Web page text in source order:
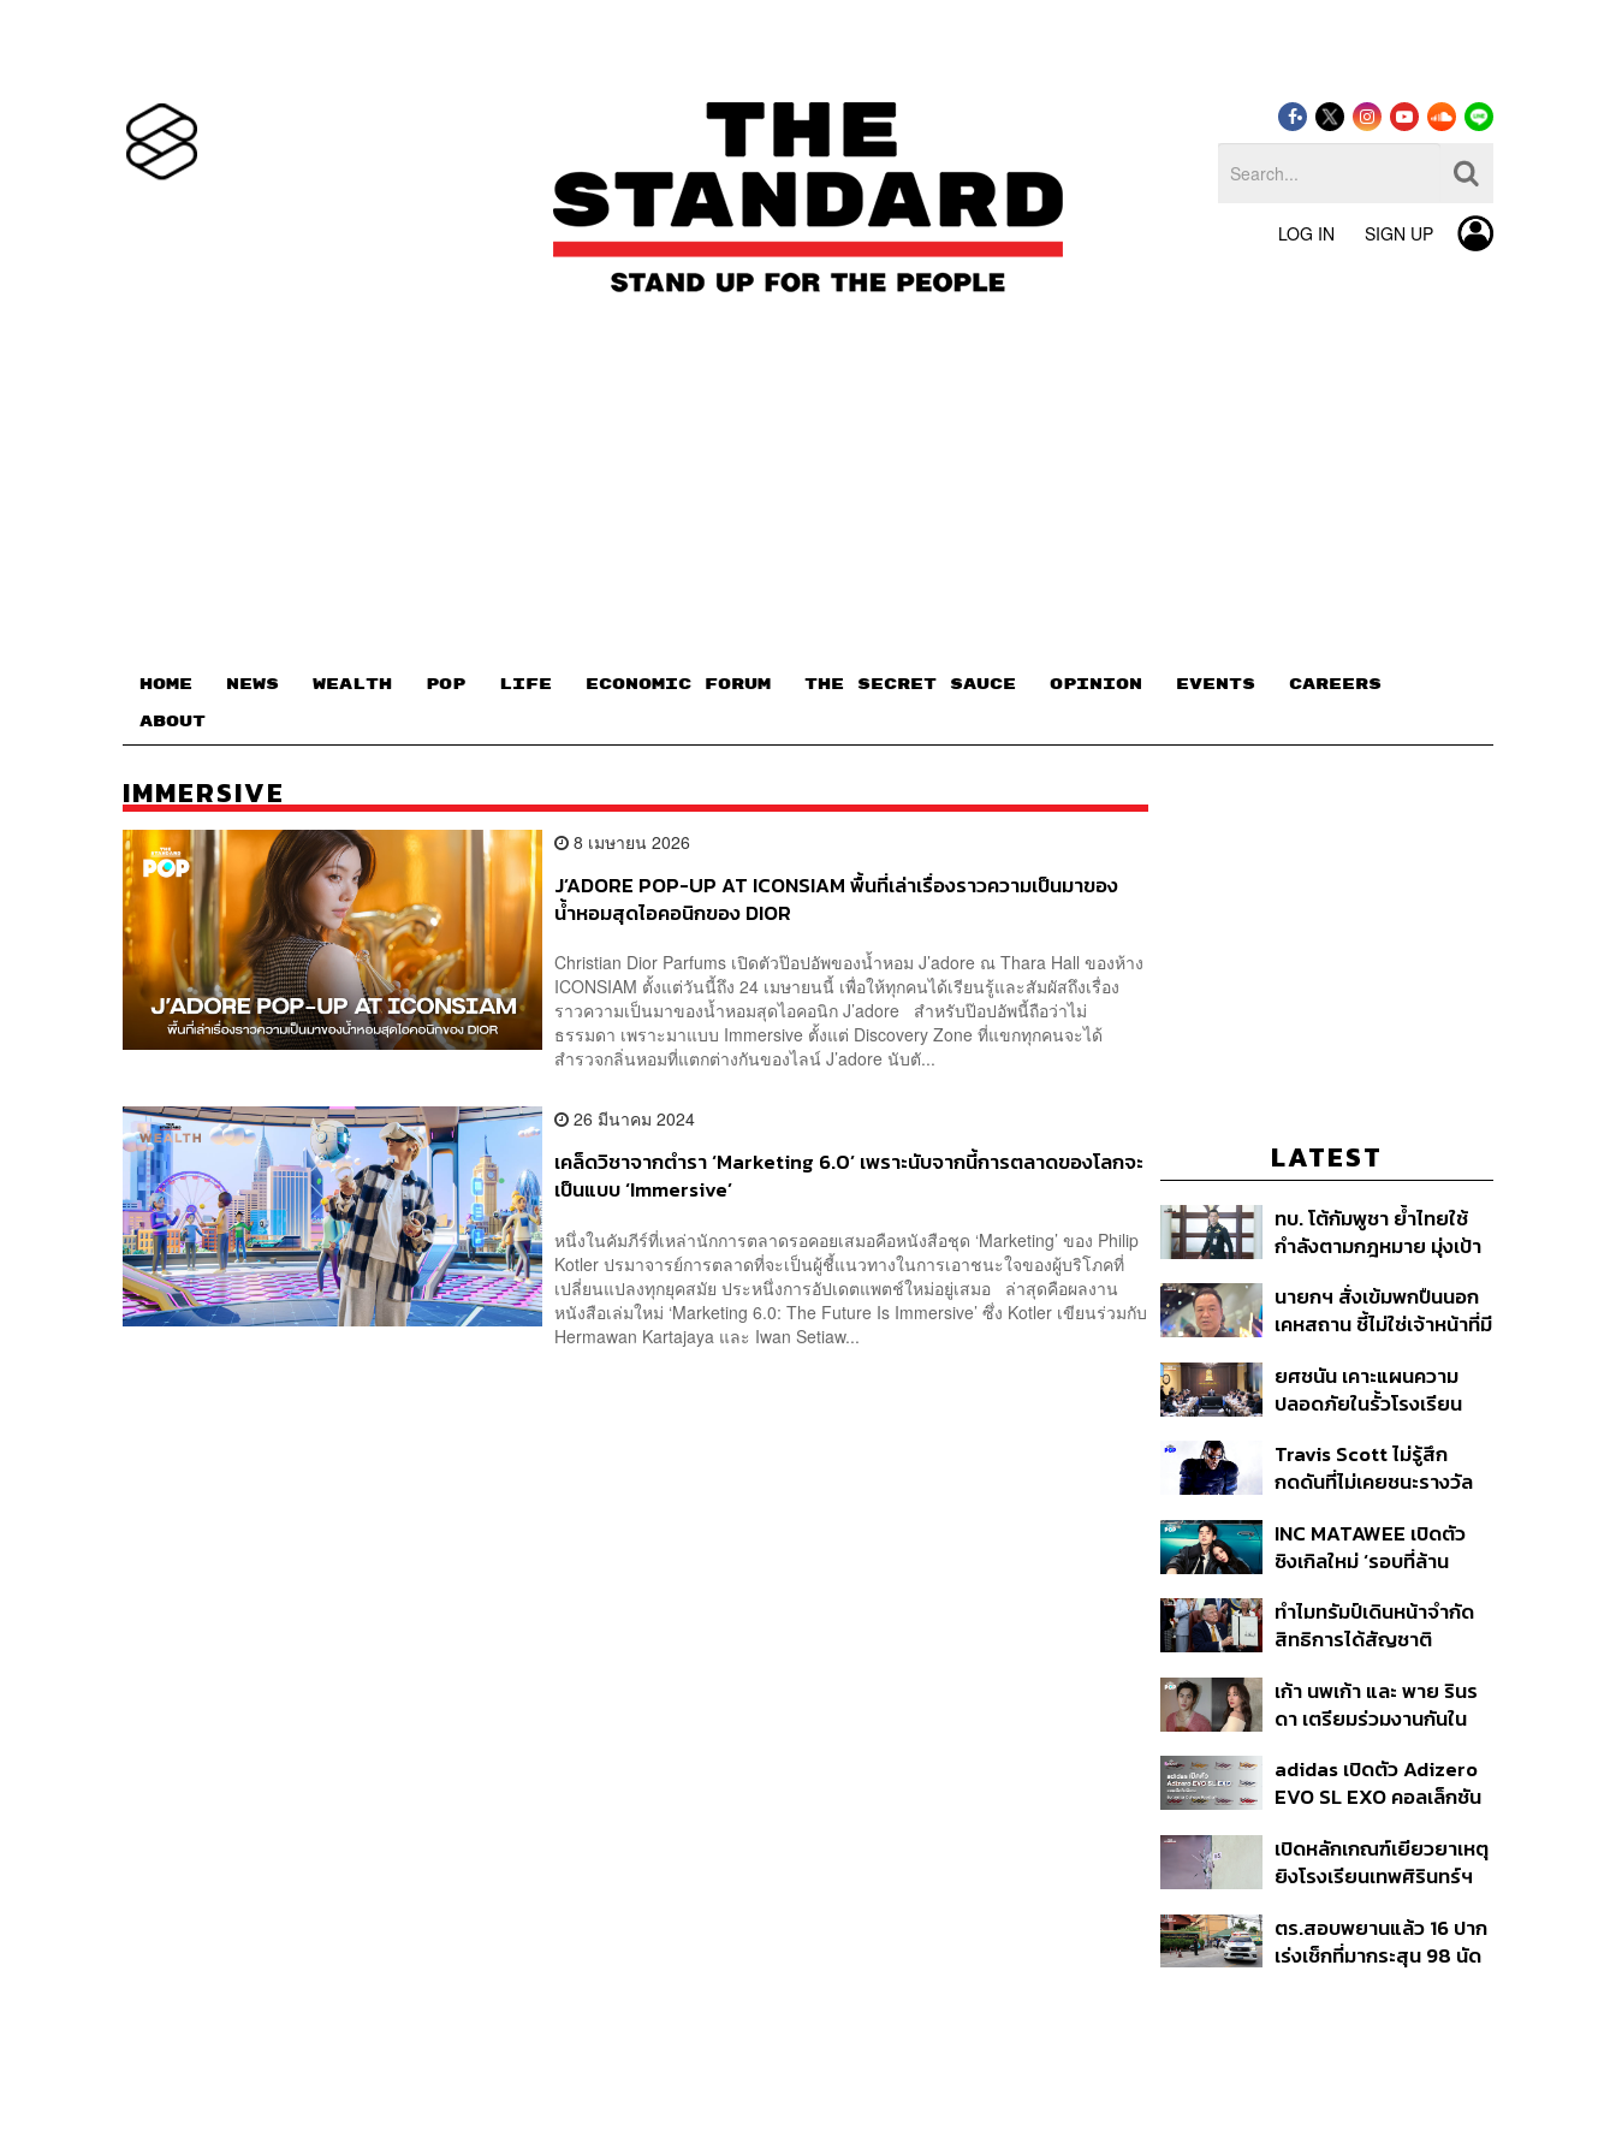
LOG IN SIGN UP
HOME NEWS WEALTH POP LIFE ECONOMIC FORUM THE SECRET SAUCE​ OPINION EVENTS CAREERS
ABOUT
IMMERSIVE
8 เมษายน 2026
J’ADORE POP-UP AT ICONSIAM พื้นที่เล่าเรื่องราวความเป็นมาของ
น้ำหอมสุดไอคอนิกของ DIOR
Christian Dior Parfums เปิดตัวป๊อปอัพของน้ำหอม J’adore ณ Thara Hall ของห้าง
ICONSIAM ตั้งแต่วันนี้ถึง 24 เมษายนนี้ เพื่อให้ทุกคนได้เรียนรู้และสัมผัสถึงเรื่อง
ราวความเป็นมาของน้ำหอมสุดไอคอนิก J’adore สำหรับป๊อปอัพนี้ถือว่าไม่
ธรรมดา เพราะมาแบบ Immersive ตั้งแต่ Discovery Zone ที่แขกทุกคนจะได้
สำรวจกลิ่นหอมที่แตกต่างกันของไลน์ J’adore นับตั...
26 มีนาคม 2024
เคล็ดวิชาจากตำรา ‘Marketing 6.0’ เพราะนับจากนี้การตลาดของโลกจะ
เป็นแบบ ‘Immersive’
หนึ่งในคัมภีร์ที่เหล่านักการตลาดรอคอยเสมอคือหนังสือชุด ‘Marketing’ ของ Philip
Kotler ปรมาจารย์การตลาดที่จะเป็นผู้ชี้แนวทางในการเอาชนะใจของผู้บริโภคที่
เปลี่ยนแปลงทุกยุคสมัย ประหนึ่งการอัปเดตแพตช์ใหม่อยู่เสมอ ล่าสุดคือผลงาน
หนังสือเล่มใหม่ ‘Marketing 6.0: The Future Is Immersive’ ซึ่ง Kotler เขียนร่วมกับ
Hermawan Kartajaya และ Iwan Setiaw...
LATEST
ทบ. โต้กัมพูชา ย้ำไทยใช้
กำลังตามกฎหมาย มุ่งเป้า
หายไทยไม่อาจลบด้วย
ข้อมูลบิดเบือน
นายกฯ สั่งเข้มพกปืนนอก
เคหสถาน ชี้ไม่ใช่เจ้าหน้าที่มี
ก่อเหตุ เจ้าของร่วมรับผิด
ยศชนัน เคาะแผนความ
ปลอดภัยในรั้วโรงเรียน
ดูแล-คุมเข้มคัดกรองสิ่ง
ผิดกฎหมาย
Travis Scott ไม่รู้สึก
กดดันที่ไม่เคยชนะรางวัล
แล้ว 10 ครั้ง
INC MATAWEE เปิดตัว
ซิงเกิลใหม่ ‘รอบที่ล้าน
มาแสดงในมิวสิกวิดีโอ
ทำไมทรัมป์เดินหน้าจำกัด
สิทธิการได้สัญชาติ
แม้ศาลสูงสุดเคยตัดสิน
คัดค้าน
เก้า นพเก้า และ พาย รินร
ดา เตรียมร่วมงานกันใน
Taste In Time’
adidas เปิดตัว Adizero
EVO SL EXO คอลเล็กชัน
Football
เปิดหลักเกณฑ์เยียวยาเหตุ
ยิงโรงเรียนเทพศิรินทร์ฯ
เจ็บสูงสุด 1 แสน เยียวยา
จิตใจ 5 ระดับ
ตร.สอบพยานแล้ว 16 ปาก
เร่งเช็กที่มากระสุน 98 นัด